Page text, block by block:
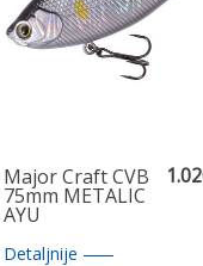
Major Craft CVB
75mm METALIC
AYU
Detaljnije